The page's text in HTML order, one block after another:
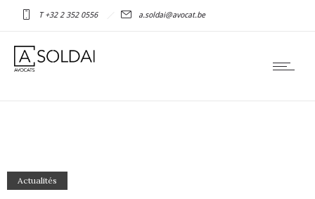
T +32 2 352 0556 a.soldai@avocat.be
Actualités